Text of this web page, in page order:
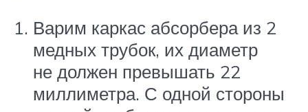
Варим каркас абсорбера из 2
медных трубок, их диаметр
не должен превышать 22
миллиметра. С одной стороны